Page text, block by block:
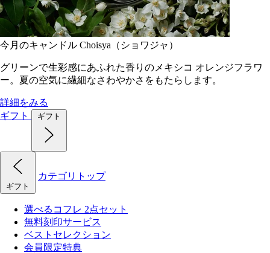
今月のキャンドル Choisya（ショワジャ）
グリーンで生彩感にあふれた香りのメキシコ オレンジフラワ
ー。夏の空気に繊細なさわやかさをもたらします。
詳細をみる
ギフト
ギフト
ギフト
カテゴリトップ
選べるコフレ 2点セット
無料刻印サービス
ベストセレクション
会員限定特典